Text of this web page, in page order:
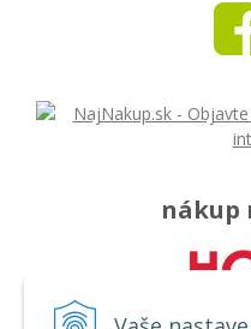
nákup